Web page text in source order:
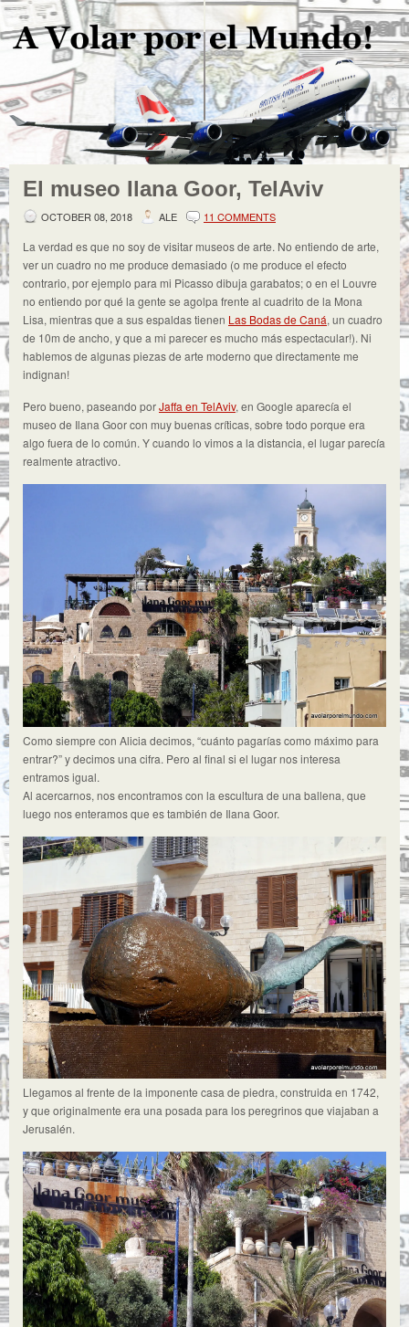
El museo Ilana Goor, TelAviv
OCTOBER 08, 2018 ALE 11 COMMENTS
La verdad es que no soy de visitar museos de arte. No entiendo de arte,
ver un cuadro no me produce demasiado (o me produce el efecto
contrario, por ejemplo para mi Picasso dibuja garabatos; o en el Louvre
no entiendo por qué la gente se agolpa frente al cuadrito de la Mona
Lisa, mientras que a sus espaldas tienen Las Bodas de Caná, un cuadro
de 10m de ancho, y que a mi parecer es mucho más espectacular!). Ni
hablemos de algunas piezas de arte moderno que directamente me
indignan!
Pero bueno, paseando porJaffa en TelAviv, en Google aparecía el
museo de Ilana Goor con muy buenas críticas, sobre todo porque era
algo fuera de lo común. Y cuando lo vimos a la distancia, el lugar parecía
realmente atractivo.
Como siempre con Alicia decimos, “cuánto pagarías como máximo para
entrar?” y decimos una cifra. Pero al final si el lugar nos interesa
entramos igual.
Al acercarnos, nos encontramos con la escultura de una ballena, que
luego nos enteramos que es también de Ilana Goor.
Llegamos al frente de la imponente casa de piedra, construida en 1742,
y que originalmente era una posada para los peregrinos que viajaban a
Jerusalén.